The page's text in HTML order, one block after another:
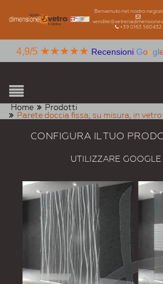
Benvenuto nel nostro
+39 0163 560432
4,9/5 ★★★★★ Recensioni Google
Home
Prodotti
Parete doccia fissa, su misura, in
CONFIGURA IL TUO
UTILIZZARE